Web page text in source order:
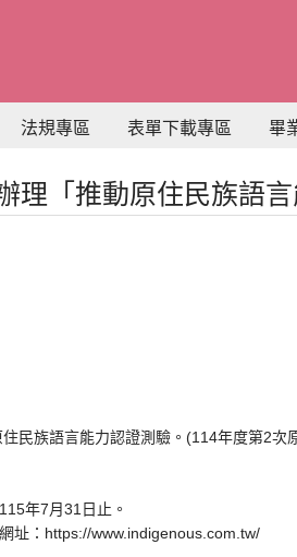
法規專區 表單下載專區 畢
理「推動原住民族語言
民族語言能力認證測驗。(114年度第2次
年7月31日止。
址：https://www.indigenous.com.tw/